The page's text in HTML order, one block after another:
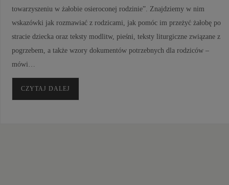
towarzyszeniu w żałobie osieroconej rodzinie”. Znajdziemy w nim
wskazówki jak rozmawiać z rodzicami, jak pomóc im przeżyć żałobę po
stracie dziecka oraz teksty modlitw, pieśni, teksty liturgiczne związane z
pogrzebem, a także wzory dokumentów potrzebnych dla rodziców –
mówi…
CZYTAJ DALEJ